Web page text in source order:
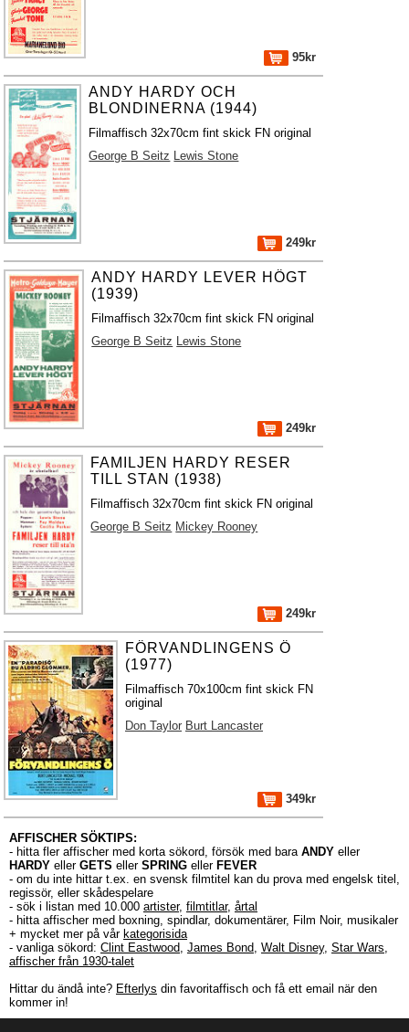
95kr
ANDY HARDY OCH
BLONDINERNA (1944)
Filmaffisch 32x70cm fint skick FN original
George B Seitz Lewis Stone
249kr
ANDY HARDY LEVER HÖGT
(1939)
Filmaffisch 32x70cm fint skick FN original
George B Seitz Lewis Stone
249kr
FAMILJEN HARDY RESER
TILL STAN (1938)
Filmaffisch 32x70cm fint skick FN original
George B Seitz Mickey Rooney
249kr
FÖRVANDLINGENS Ö
(1977)
Filmaffisch 70x100cm fint skick FN
original
Don Taylor Burt Lancaster
349kr
AFFISCHER SÖKTIPS:
- hitta fler affischer med korta sökord, försök med bara ANDY eller
HARDY eller GETS eller SPRING eller FEVER
- om du inte hittar t.ex. en svensk filmtitel kan du prova med engelsk titel,
regissör, eller skådespelare
- sök i listan med 10.000 artister, filmtitlar, årtal
- hitta affischer med boxning, spindlar, dokumentärer, Film Noir, musikaler
+ mycket mer på vår kategorisida
- vanliga sökord: Clint Eastwood, James Bond, Walt Disney, Star Wars,
affischer från 1930-talet
Hittar du ändå inte? Efterlys din favoritaffisch och få ett email när den
kommer in!